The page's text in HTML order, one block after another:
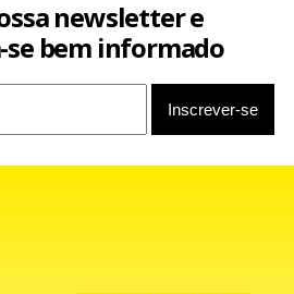
Telegram
Share
newsletter e
bem informado